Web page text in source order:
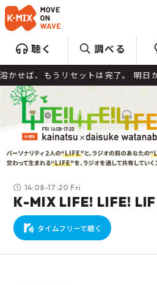
聴く 調べる
もうリセットは完了。 明日か
14:08-17:20 Fri
K-MIX LIFE! LIFE!
タイムフリーで聴く